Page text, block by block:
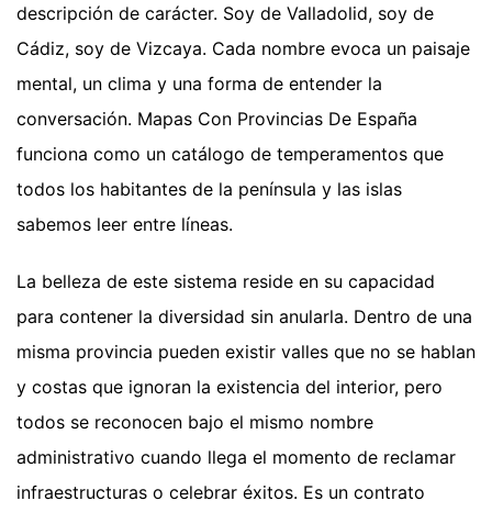
descripción de carácter. Soy de Valladolid, soy de
Cádiz, soy de Vizcaya. Cada nombre evoca un paisaje
mental, un clima y una forma de entender la
conversación. Mapas Con Provincias De España
funciona como un catálogo de temperamentos que
todos los habitantes de la península y las islas
sabemos leer entre líneas.
La belleza de este sistema reside en su capacidad
para contener la diversidad sin anularla. Dentro de una
misma provincia pueden existir valles que no se hablan
y costas que ignoran la existencia del interior, pero
todos se reconocen bajo el mismo nombre
administrativo cuando llega el momento de reclamar
infraestructuras o celebrar éxitos. Es un contrato